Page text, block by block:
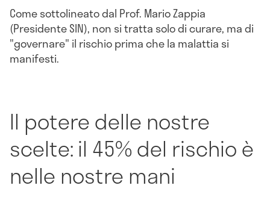
Come sottolineato dal Prof. Mario Zappia
(Presidente SIN), non si tratta solo di curare, ma di
"governare" il rischio prima che la malattia si
manifesti.
Il potere delle nostre
scelte: il 45% del rischio è
nelle nostre mani